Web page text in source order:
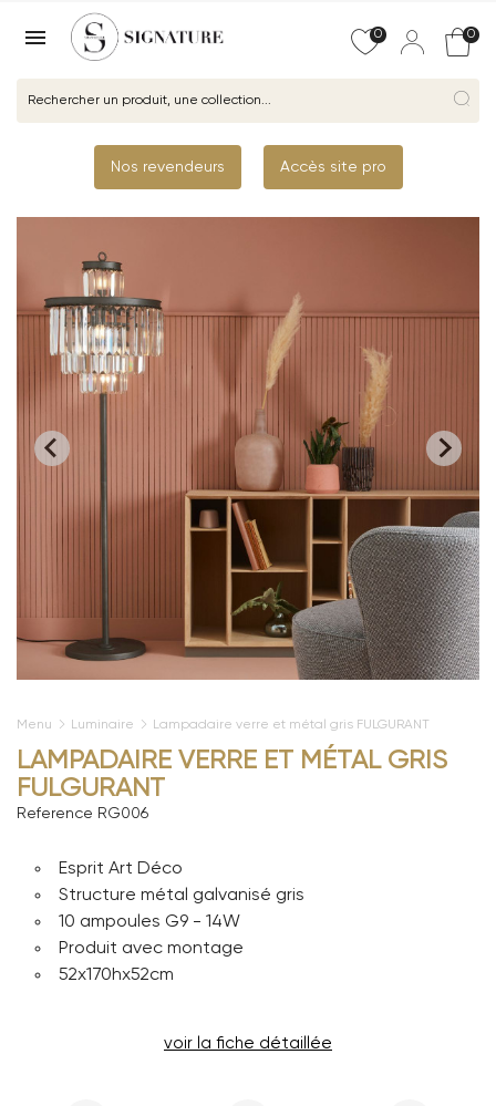

Nos revendeurs Accès site pro
0 0
Menu Luminaire Lampadaire verre et métal gris FULGURANT
LAMPADAIRE VERRE ET MÉTAL GRIS
FULGURANT
Reference RG006
Esprit Art Déco
Structure métal galvanisé gris
10 ampoules G9 - 14W
Produit avec montage
52x170hx52cm
voir la fiche détaillée